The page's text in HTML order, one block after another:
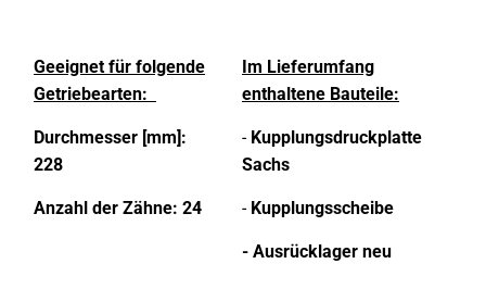
Geeignet für folgende
Getriebearten:
Durchmesser [mm]:
228
Anzahl der Zähne: 24
Im Lieferumfang
enthaltene Bauteile:
- Kupplungsdruckplatte
Sachs
- Kupplungsscheibe
- Ausrücklager neu